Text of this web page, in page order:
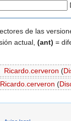
de las
actual, (ant) =
Ricardo.cerveron (
Ricardo.cerveron (